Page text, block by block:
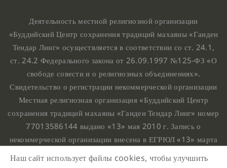
Деятельность местной религиозной организации
«Буддийский Центр сохранения традиций махаяны «Ганден
Тендар Линг» осуществляется в соответствии со ст. 24.1,
ст. 24.2 Федерального закона от 26.09.1997 №125-ФЗ «О
свободе совести и о религиозных объединениях».
Свидетельство о регистрации некоммерческой организации
Местная религиозная организация «Буддийский Центр
сохранения традиций махаяны «Ганден Тендар Линг» номер
77013586144 выдано «13» мая 2010 г. Запись о
некоммерческой организации внесена в ЕГРЮЛ «13» марта
номером 1107799015708.
Наш сайт использует файлы cookies, чтобы улучшить